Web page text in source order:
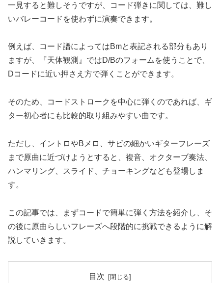
一見すると難しそうですが、コード弾きに関しては、難し
いバレーコードを使わずに演奏できます。
例えば、コード譜によってはBmと表記される部分もあり
ますが、『天体観測』ではD/Bのフォームを使うことで、
Dコードに近い押さえ方で弾くことができます。
そのため、コードストロークを中心に弾くのであれば、ギ
ター初心者にも比較的取り組みやすい曲です。
ただし、イントロやBメロ、サビの細かいギターフレーズ
まで原曲に近づけようとすると、複音、オクターブ奏法、
ハンマリング、スライド、チョーキングなども登場しま
す。
この記事では、まずコードで簡単に弾く方法を紹介し、そ
の後に原曲らしいフレーズへ段階的に挑戦できるように解
説していきます。
目次